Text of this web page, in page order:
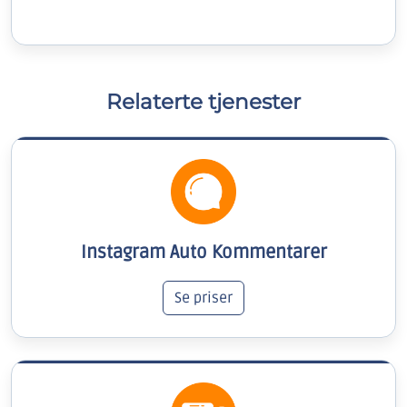
Relaterte tjenester
Instagram Auto Kommentarer
Se priser